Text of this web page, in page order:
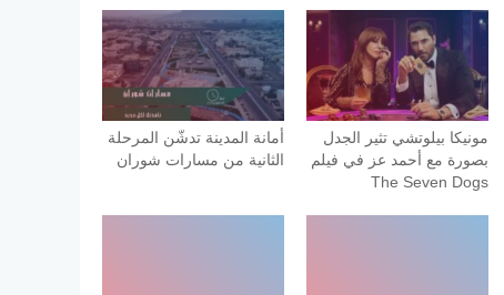
مونيكا بيلوتشي تثير الجدل
بصورة مع أحمد عز في فيلم
The Seven Dogs
أمانة المدينة تدشّن المرحلة
الثانية من مسارات شوران